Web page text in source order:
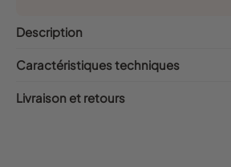
Description
Caractéristiques techniques
Livraison et retours